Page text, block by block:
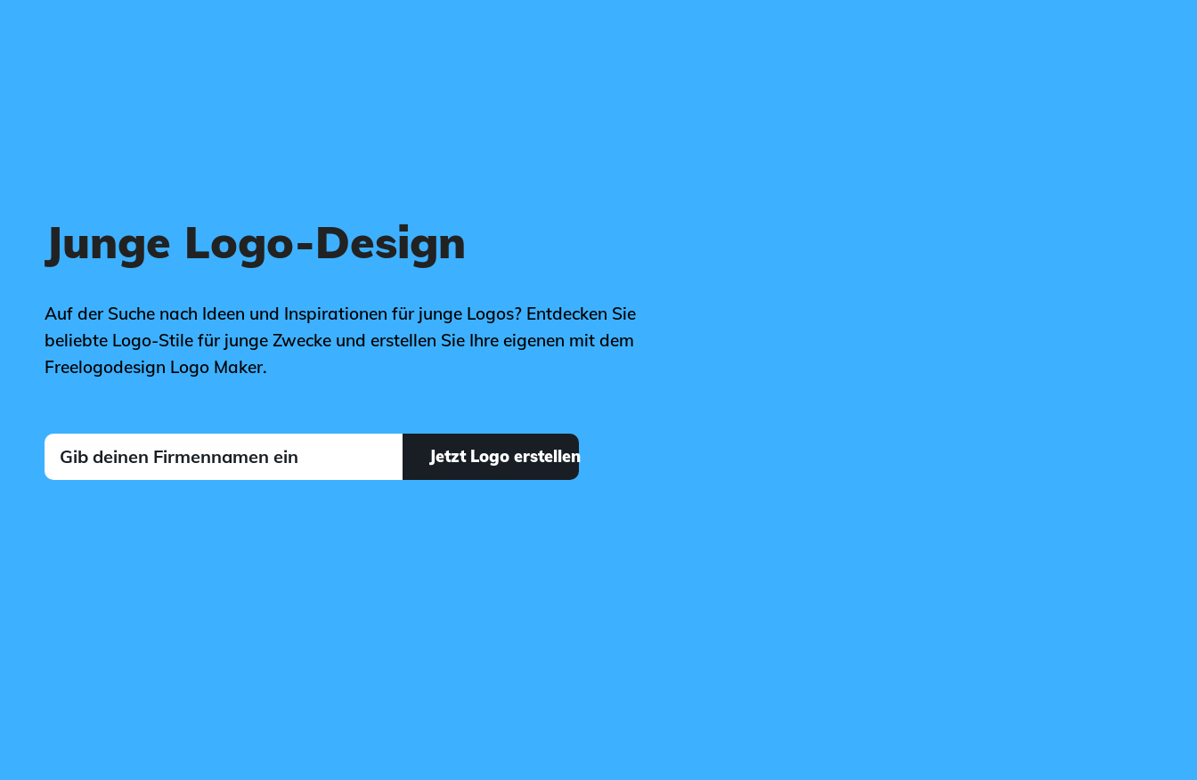
Junge Logo-Design
Auf der Suche nach Ideen und Inspirationen für junge Logos? Entdecken Sie
beliebte Logo-Stile für junge Zwecke und erstellen Sie Ihre eigenen mit dem
Freelogodesign Logo Maker.
Jetzt Logo erstellen